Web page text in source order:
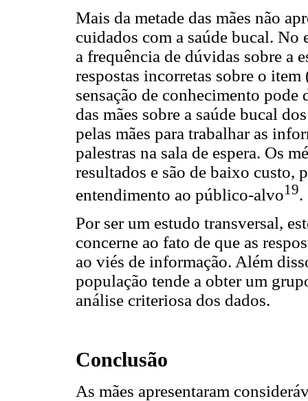
Mais da metade das mães não
cuidados com a saúde bucal.
a frequência de dúvidas sobre a
respostas incorretas sobre o
sensação de conhecimento
das mães sobre a saúde bucal
pelas mães para trabalhar as
palestras na sala de espera. Os
resultados e são de baixo custo,
entendimento ao público-alvo19.
Por ser um estudo transversal,
concerne ao fato de que as
ao viés de informação. Além
população tende a obter um
análise criteriosa dos dados.
Conclusão
As mães apresentaram